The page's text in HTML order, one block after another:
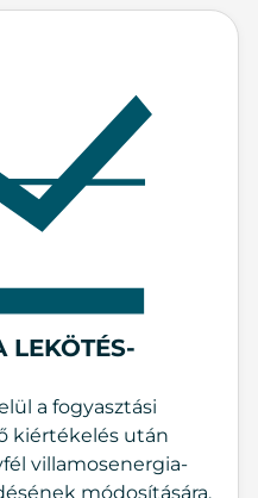
LEKÖTÉS-
a fogyasztási
kiértékelés után
villamosenergia-
módosítására,